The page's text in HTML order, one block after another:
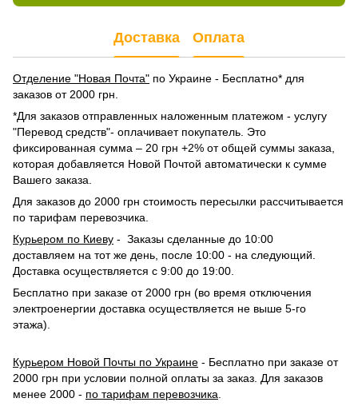
Доставка Оплата
Отделение "Новая Почта" по Украине - Бесплатно* для
заказов от 2000 грн.
*Для заказов отправленных наложенным платежом - услугу
"Перевод средств"- оплачивает покупатель. Это
фиксированная сумма – 20 грн +2% от общей суммы заказа,
которая добавляется Новой Почтой автоматически к сумме
Вашего заказа.
Для заказов до 2000 грн стоимость пересылки рассчитывается
по тарифам перевозчика.
Курьером по Киеву - Заказы сделанные до 10:00
доставляем на тот же день, после 10:00 - на следующий.
Доставка осуществляется с 9:00 до 19:00.
Бесплатно при заказе от 2000 грн (во время отключения
электроенергии доставка осуществляется не выше 5-го
этажа).
Курьером Новой Почты по Украине - Бесплатно при заказе от
2000 грн при условии полной оплаты за заказ. Для заказов
менее 2000 - по тарифам перевозчика